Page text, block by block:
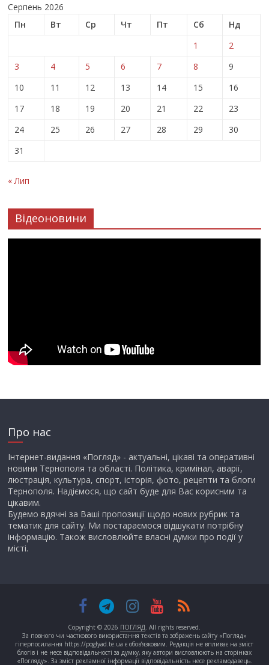
Серпень 2026
Пн
Вт Ср Чт Пт Сб
Нд
1
2
3
4 5 6 7 8
9
10
11 12 13 14 15
16
17
18 19 20 21 22
23
24
25 26 27 28 29
30
31
« Лип
Відеоновини
Про нас
Інтернет-видання «Погляд» - актуальні, цікаві та оперативні
новини Тернополя та області. Політика, кримінал, аварії,
люстрація, культура, спорт, історія, фото, рецепти та блоги
Тернополя. Надіємося, що сайт буде для Вас корисним та
цікавим.
Будемо вдячні за Ваші пропозиції щодо нових рубрик та
тематик для сайту. Ми постараємося відшукати потрібну
інформацію. Також висловлюйте власні думки про події у
місті.
Copyright © 2026 ПОГЛЯД . All rights reserved.
За повного чи часткового використання текстів та зображень сайту «Погляд»
гіперпосилання https://poglyad.te.ua є обов’язковим. Редакція не впливає на зміст
блогів і не несе відповідальності за думку, яку автори висловлюють на сторінках
«Погляду». За зміст рекламної інформації відповідальність несе рекламодавець.